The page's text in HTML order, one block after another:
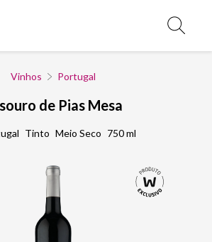
Vinhos Portugal
de Pias Mesa
Tinto Meio Seco 750 ml